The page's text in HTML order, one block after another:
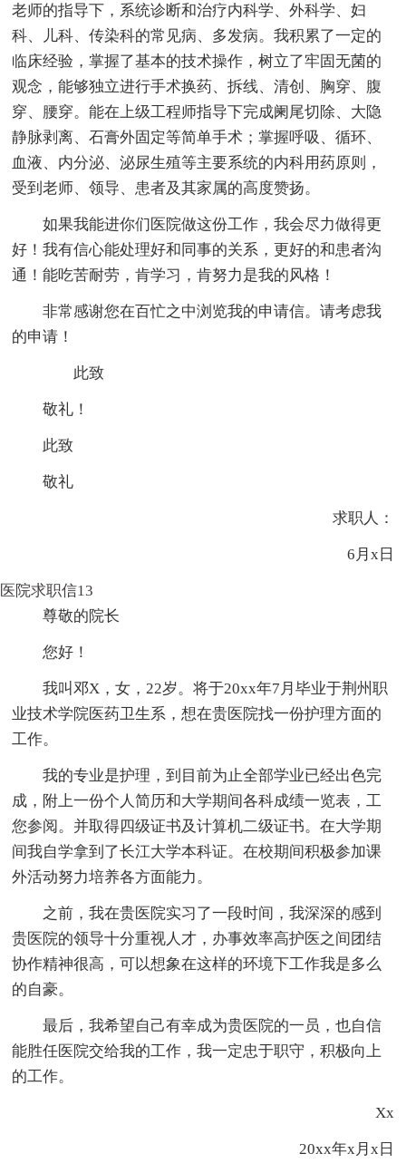
老师的指导下，系统诊断和治疗内科学、外科学、妇
科、儿科、传染科的常见病、多发病。我积累了一定的
临床经验，掌握了基本的技术操作，树立了牢固无菌的
观念，能够独立进行手术换药、拆线、清创、胸穿、腹
穿、腰穿。能在上级工程师指导下完成阑尾切除、大隐
静脉剥离、石膏外固定等简单手术；掌握呼吸、循环、
血液、内分泌、泌尿生殖等主要系统的内科用药原则，
受到老师、领导、患者及其家属的高度赞扬。
如果我能进你们医院做这份工作，我会尽力做得更
好！我有信心能处理好和同事的关系，更好的和患者沟
通！能吃苦耐劳，肯学习，肯努力是我的风格！
非常感谢您在百忙之中浏览我的申请信。请考虑我
的申请！
此致
敬礼！
此致
敬礼
求职人：
6月x日
医院求职信13
尊敬的院长
您好！
我叫邓X，女，22岁。将于20xx年7月毕业于荆州职
业技术学院医药卫生系，想在贵医院找一份护理方面的
工作。
我的专业是护理，到目前为止全部学业已经出色完
成，附上一份个人简历和大学期间各科成绩一览表，工
您参阅。并取得四级证书及计算机二级证书。在大学期
间我自学拿到了长江大学本科证。在校期间积极参加课
外活动努力培养各方面能力。
之前，我在贵医院实习了一段时间，我深深的感到
贵医院的领导十分重视人才，办事效率高护医之间团结
协作精神很高，可以想象在这样的环境下工作我是多么
的自豪。
最后，我希望自己有幸成为贵医院的一员，也自信
能胜任医院交给我的工作，我一定忠于职守，积极向上
的工作。
Xx
20xx年x月x日